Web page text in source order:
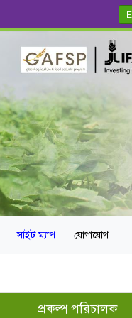
সাইট ম্যাপ যোগাযোগ
প্রকল্প পরিচালক